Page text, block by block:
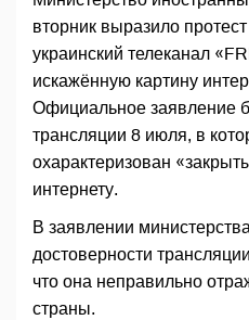
вторник выразило
украинский телеканал
искажённую картину
Официальное заявление
трансляции 8 июля, в
охарактеризован
интернету.
В заявлении
достоверности
что она неправильно
страны.